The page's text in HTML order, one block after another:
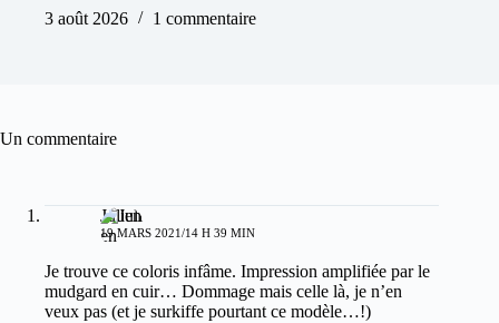
3 août 2026
1 commentaire
Un commentaire
Julien
19 MARS 2021/14 H 39 MIN
Je trouve ce coloris infâme. Impression amplifiée par le
mudgard en cuir… Dommage mais celle là, je n’en
veux pas (et je surkiffe pourtant ce modèle…!)